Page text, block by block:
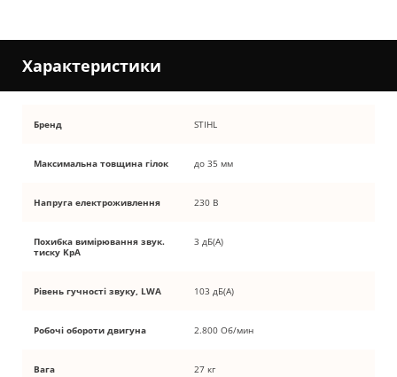
Характеристики
Бренд STIHL
Максимальна товщина гілок до 35 мм
Напруга електроживлення 230 В
Похибка вимірювання звук.
тиску KpA
3 дБ(А)
Рівень гучності звуку, LWA 103 дБ(А)
Робочі обороти двигуна 2.800 Об/мин
Вага 27 кг